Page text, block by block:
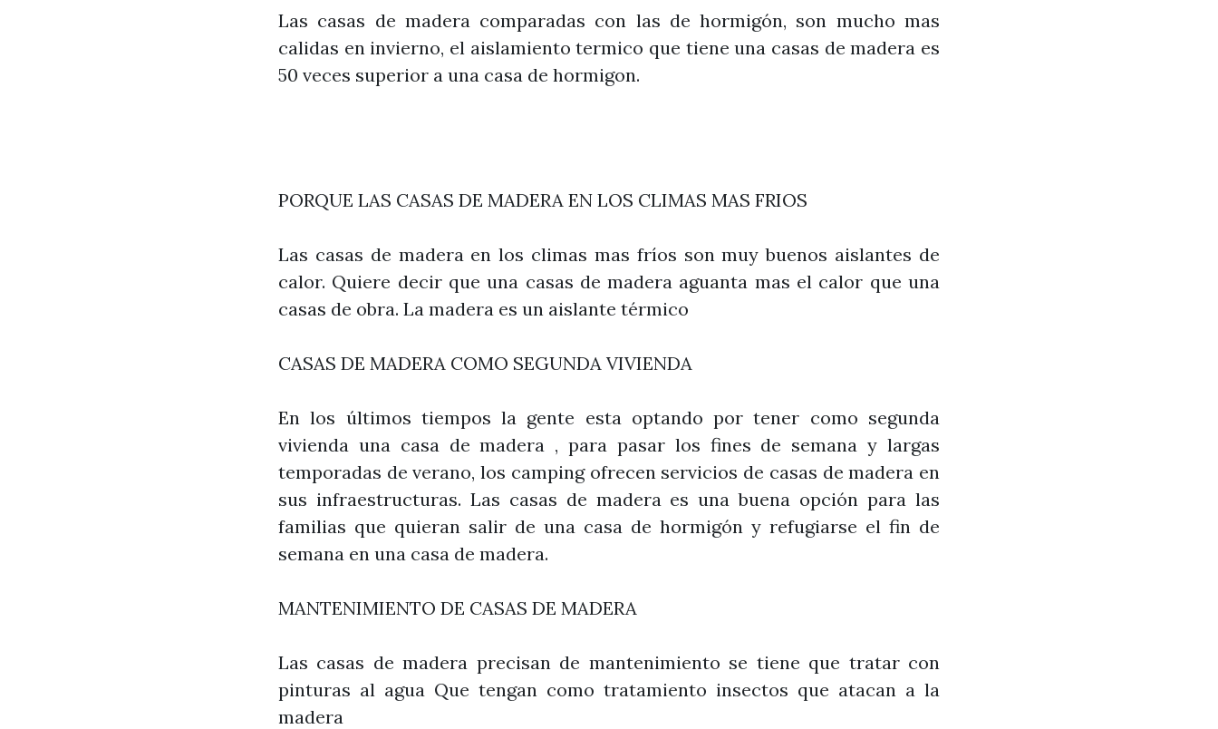
Las casas de madera comparadas con las de hormigón, son mucho mas
calidas en invierno, el aislamiento termico que tiene una casas de madera es
50 veces superior a una casa de hormigon.
PORQUE LAS CASAS DE MADERA EN LOS CLIMAS MAS FRIOS
Las casas de madera en los climas mas fríos son muy buenos aislantes de
calor. Quiere decir que una casas de madera aguanta mas el calor que una
casas de obra. La madera es un aislante térmico
CASAS DE MADERA COMO SEGUNDA VIVIENDA
En los últimos tiempos la gente esta optando por tener como segunda
vivienda una casa de madera , para pasar los fines de semana y largas
temporadas de verano, los camping ofrecen servicios de casas de madera en
sus infraestructuras. Las casas de madera es una buena opción para las
familias que quieran salir de una casa de hormigón y refugiarse el fin de
semana en una casa de madera.
MANTENIMIENTO DE CASAS DE MADERA
Las casas de madera precisan de mantenimiento se tiene que tratar con
pinturas al agua Que tengan como tratamiento insectos que atacan a la
madera